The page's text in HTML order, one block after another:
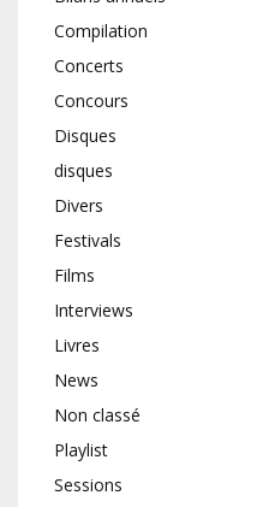
Compilation
Concerts
Concours
Disques
disques
Divers
Festivals
Films
Interviews
Livres
News
Non classé
Playlist
Sessions